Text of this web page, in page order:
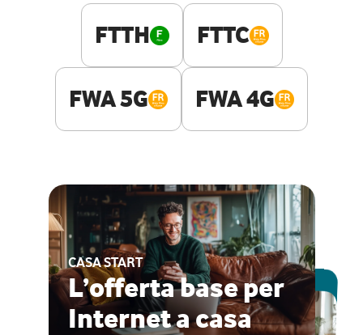
FTTH FTTC
FWA 5G FWA 4G
CASA START
L’offerta base per
Internet a casa
ESCLUSIVA ONLINE